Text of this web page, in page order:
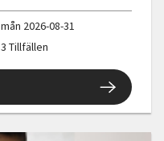
mån 2026-08-31
3 Tillfällen